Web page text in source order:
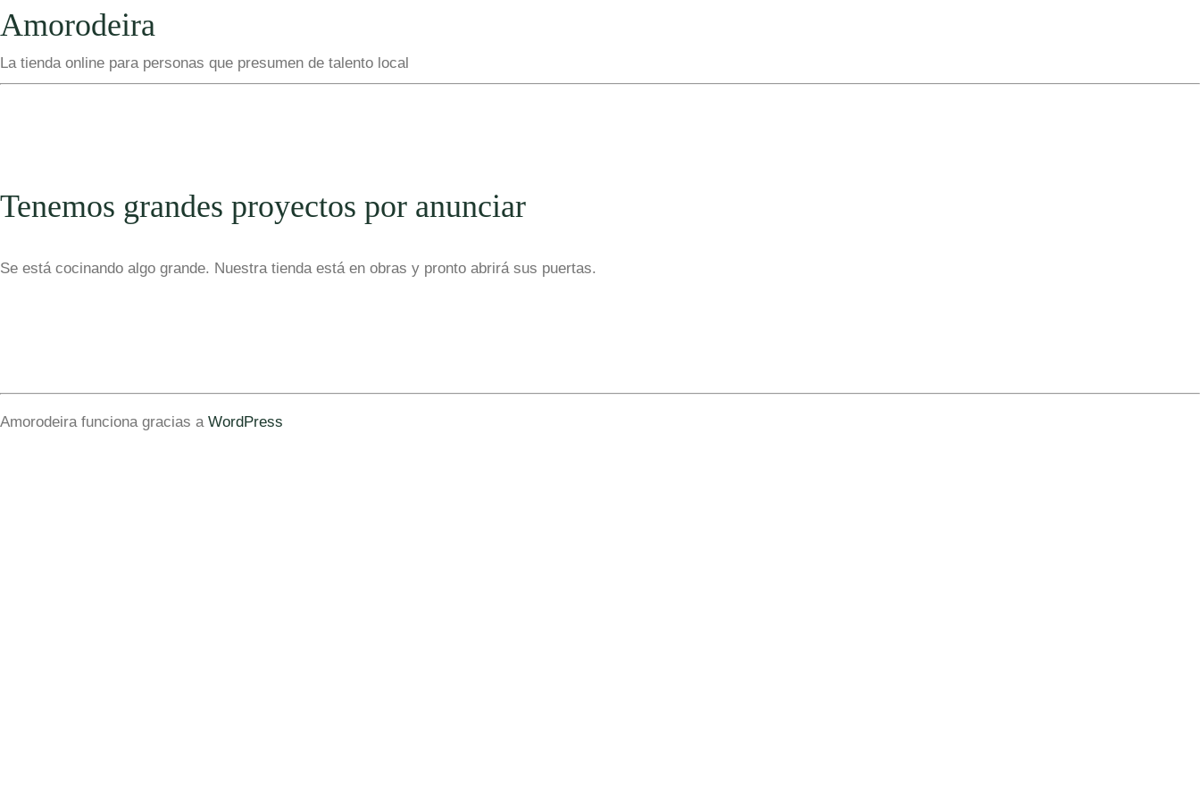
Amorodeira
La tienda online para personas que presumen de talento local
Tenemos grandes proyectos por anunciar
Se está cocinando algo grande. Nuestra tienda está en obras y pronto abrirá sus puertas.
Amorodeira funciona gracias a WordPress